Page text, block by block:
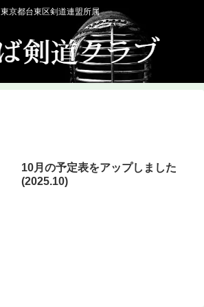
東京都台東区剣道連盟所属
10月の予定表をアップしました
(2025.10)